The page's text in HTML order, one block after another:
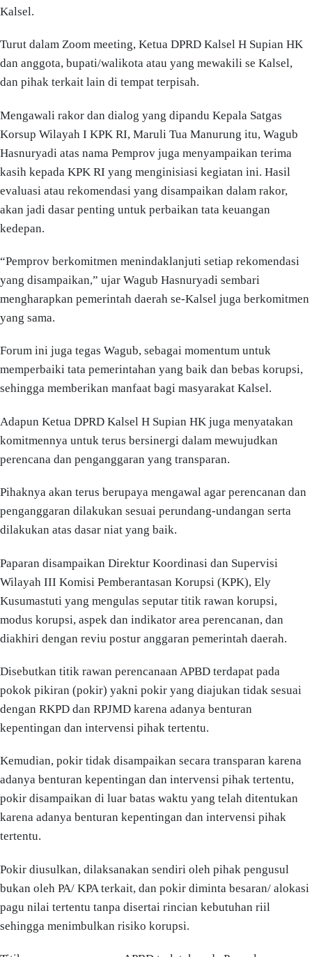
Kalsel.
Turut dalam Zoom meeting, Ketua DPRD Kalsel H Supian HK
dan anggota, bupati/walikota atau yang mewakili se Kalsel,
dan pihak terkait lain di tempat terpisah.
Mengawali rakor dan dialog yang dipandu Kepala Satgas
Korsup Wilayah I KPK RI, Maruli Tua Manurung itu, Wagub
Hasnuryadi atas nama Pemprov juga menyampaikan terima
kasih kepada KPK RI yang menginisiasi kegiatan ini. Hasil
evaluasi atau rekomendasi yang disampaikan dalam rakor,
akan jadi dasar penting untuk perbaikan tata keuangan
kedepan.
“Pemprov berkomitmen menindaklanjuti setiap rekomendasi
yang disampaikan,” ujar Wagub Hasnuryadi sembari
mengharapkan pemerintah daerah se-Kalsel juga berkomitmen
yang sama.
Forum ini juga tegas Wagub, sebagai momentum untuk
memperbaiki tata pemerintahan yang baik dan bebas korupsi,
sehingga memberikan manfaat bagi masyarakat Kalsel.
Adapun Ketua DPRD Kalsel H Supian HK juga menyatakan
komitmennya untuk terus bersinergi dalam mewujudkan
perencana dan penganggaran yang transparan.
Pihaknya akan terus berupaya mengawal agar perencanan dan
penganggaran dilakukan sesuai perundang-undangan serta
dilakukan atas dasar niat yang baik.
Paparan disampaikan Direktur Koordinasi dan Supervisi
Wilayah III Komisi Pemberantasan Korupsi (KPK), Ely
Kusumastuti yang mengulas seputar titik rawan korupsi,
modus korupsi, aspek dan indikator area perencanan, dan
diakhiri dengan reviu postur anggaran pemerintah daerah.
Disebutkan titik rawan perencanaan APBD terdapat pada
pokok pikiran (pokir) yakni pokir yang diajukan tidak sesuai
dengan RKPD dan RPJMD karena adanya benturan
kepentingan dan intervensi pihak tertentu.
Kemudian, pokir tidak disampaikan secara transparan karena
adanya benturan kepentingan dan intervensi pihak tertentu,
pokir disampaikan di luar batas waktu yang telah ditentukan
karena adanya benturan kepentingan dan intervensi pihak
tertentu.
Pokir diusulkan, dilaksanakan sendiri oleh pihak pengusul
bukan oleh PA/ KPA terkait, dan pokir diminta besaran/ alokasi
pagu nilai tertentu tanpa disertai rincian kebutuhan riil
sehingga menimbulkan risiko korupsi.